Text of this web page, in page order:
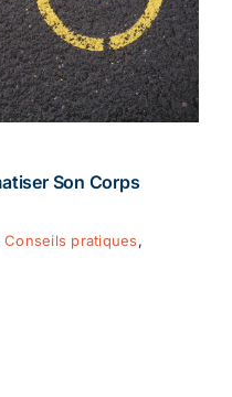
Son Corps
Conseils pratiques,